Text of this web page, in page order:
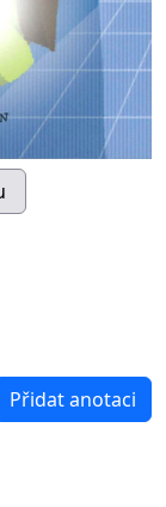
Přidat anotaci